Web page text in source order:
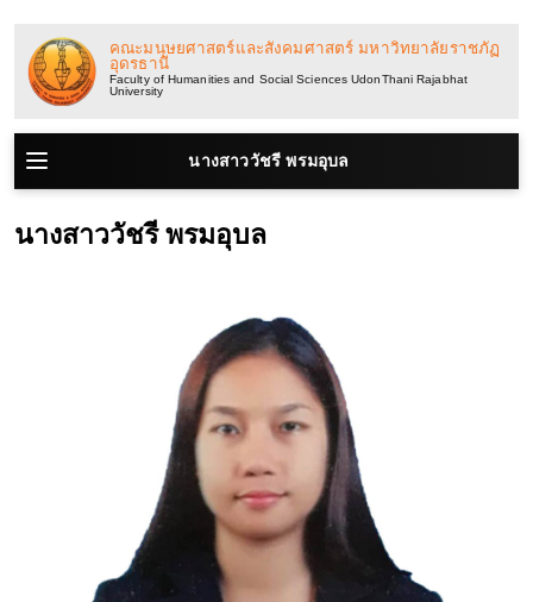
ไป
ยัง
เนื้อหา
คณะมนุษยศาสตร์และสังคมศาสตร์ มหาวิทยาลัยราชภัฏ
อุดรธานี
Faculty of Humanities and Social Sciences UdonThani Rajabhat
University
นางสาววัชรี พรมอุบล
นางสาววัชรี พรมอุบล